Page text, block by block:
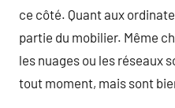
ce côté. Quant aux
partie du mobilier. Même
les nuages ou les réseaux
tout moment, mais sont